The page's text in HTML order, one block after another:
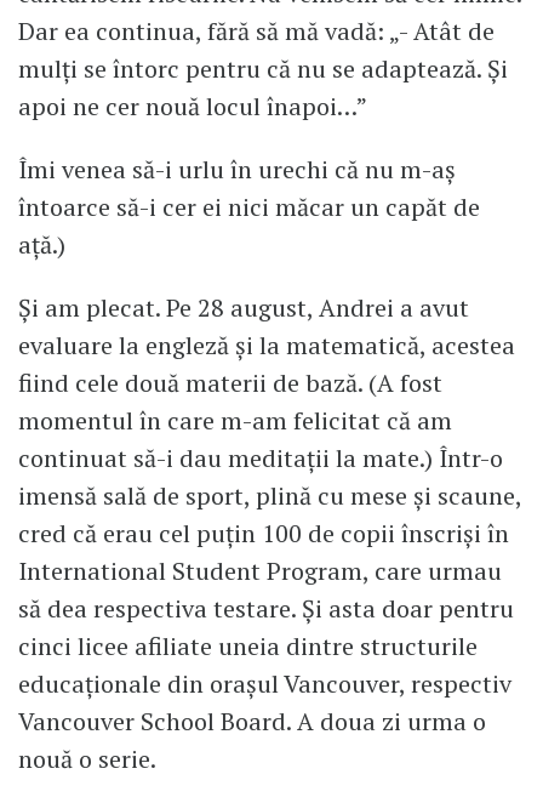
Dar ea continua, fără să mă vadă: „- Atât de
mulți se întorc pentru că nu se adaptează. Și
apoi ne cer nouă locul înapoi…”
Îmi venea să-i urlu în urechi că nu m-aș
întoarce să-i cer ei nici măcar un capăt de
ață.)
Și am plecat. Pe 28 august, Andrei a avut
evaluare la engleză și la matematică, acestea
fiind cele două materii de bază. (A fost
momentul în care m-am felicitat că am
continuat să-i dau meditații la mate.) Într-o
imensă sală de sport, plină cu mese și scaune,
cred că erau cel puțin 100 de copii înscriși în
International Student Program, care urmau
să dea respectiva testare. Și asta doar pentru
cinci licee afiliate uneia dintre structurile
educaționale din orașul Vancouver, respectiv
Vancouver School Board. A doua zi urma o
nouă o serie.